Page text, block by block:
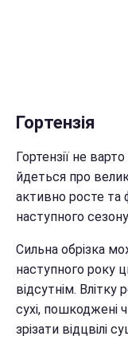
Гортензія
Гортензії не
йдеться про
активно росте та
наступного
Сильна обрізка
наступного року
відсутнім.
сухі, пошкоджені
зрізати відцвілі